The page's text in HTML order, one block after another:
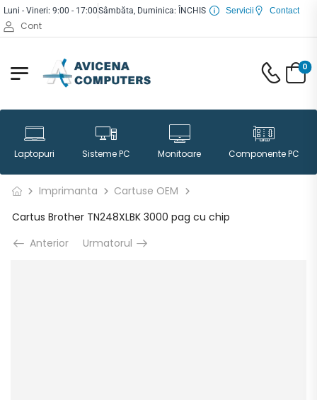
Luni - Vineri: 9:00 - 17:00Sâmbăta, Duminica: ÎNCHIS Servicii Contact
Cont
0
Laptopuri Sisteme PC Monitoare Componente PC
Imprimanta
Cartuse OEM
Cartus Brother TN248XLBK 3000 pag cu chip
Anterior
Urmatorul